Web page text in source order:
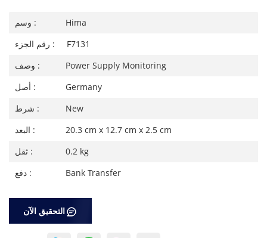
وسم :
Hima
رقم الجزء :
F7131
وصف :
Power Supply Monitoring
أصل :
Germany
شرط :
New
البعد :
20.3 cm x 12.7 cm x 2.5 cm
ثقل :
0.2 kg
دفع :
Bank Transfer
التحقيق الآن